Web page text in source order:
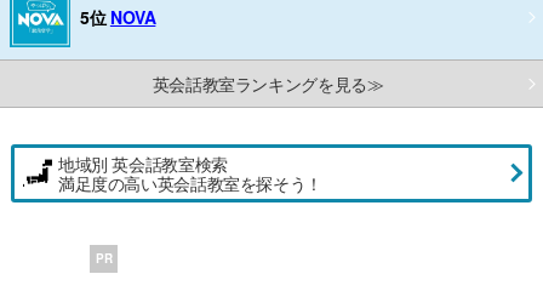
5位 NOVA
英会話教室ランキングを見る≫
地域別 英会話教室検索
満足度の高い英会話教室を探そう！
PR